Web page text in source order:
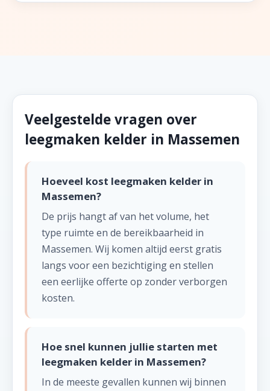
Veelgestelde vragen over
leegmaken kelder in Massemen
Hoeveel kost leegmaken kelder in
Massemen?
De prijs hangt af van het volume, het
type ruimte en de bereikbaarheid in
Massemen. Wij komen altijd eerst gratis
langs voor een bezichtiging en stellen
een eerlijke offerte op zonder verborgen
kosten.
Hoe snel kunnen jullie starten met
leegmaken kelder in Massemen?
In de meeste gevallen kunnen wij binnen